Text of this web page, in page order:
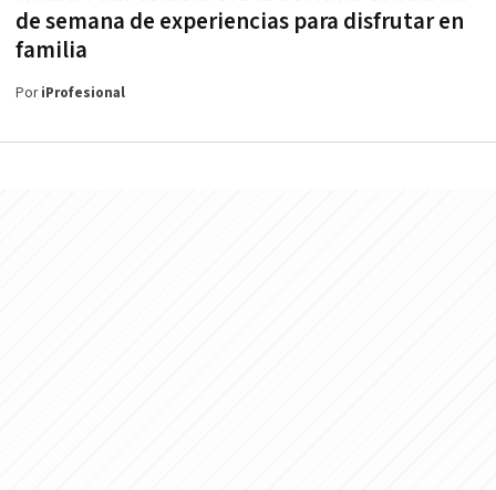
de semana de experiencias para disfrutar en
familia
PoriProfesional